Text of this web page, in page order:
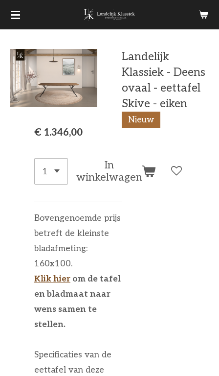
Ga
direct
de
hoofdinhoud
Landelijk
Klassiek - Deens
ovaal - eettafel
Skive - eiken
Nieuw
€ 1.346,00
In
winkelwagen
Bovengenoemde prijs
betreft de kleinste
bladafmeting:
160x100.
Klik hier om de tafel
en bladmaat naar
wens samen te
stellen.
Specificaties van de
eettafel van deze